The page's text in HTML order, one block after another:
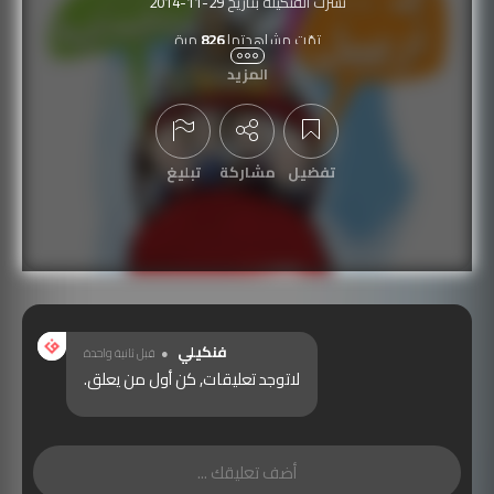
تمّت مشاهدتها826 مرة
المزيد
تفضيل مشاركة تبليغ
عرض التعليقات
فنكيلي قبل ثانية واحدة
لاتوجد تعليقات, كن أول من يعلق.